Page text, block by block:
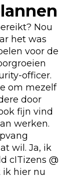
Nou
het was
voor de
officer.
om mezelf
door
fijn vind
werken.
wil. Ja, ik
cITizens @
hier nu